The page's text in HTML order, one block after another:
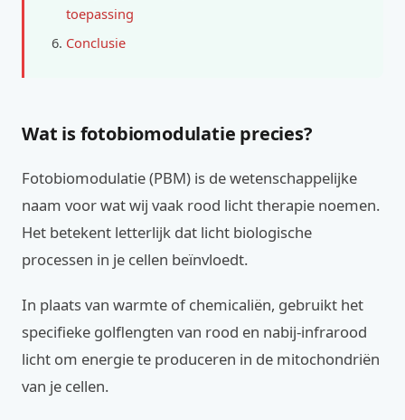
toepassing
Conclusie
Wat is fotobiomodulatie precies?
Fotobiomodulatie (PBM) is de wetenschappelijke
naam voor wat wij vaak rood licht therapie noemen.
Het betekent letterlijk dat licht biologische
processen in je cellen beïnvloedt.
In plaats van warmte of chemicaliën, gebruikt het
specifieke golflengten van rood en nabij-infrarood
licht om energie te produceren in de mitochondriën
van je cellen.